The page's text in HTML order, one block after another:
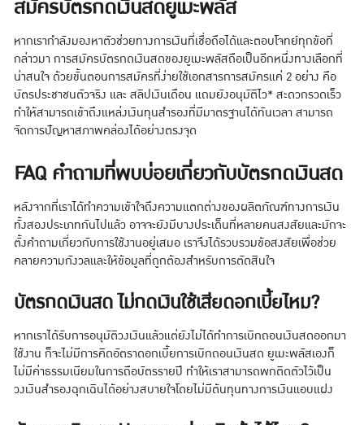
สมัครบัตรกดเงินสดยูเมะพลัส
หากเรากำลังมองหาตัวช่วยทางการเงินที่เชื่อถือได้และตอบโจทย์ทุกข้อที่
กล่าวมา การสมัครบัตรกดเงินสดของยูเมะพลัสถือเป็นอีกหนึ่งทางเลือกที่
น่าสนใจ ด้วยขั้นตอนการสมัครที่ง่ายใช้เอกสารการสมัครแค่ 2 อย่าง คือ
บัตรประชาชนตัวจริง และ สลิปเงินเดือน แถมยังอนุมัติไว* สะดวกรวดเร็ว
ทำให้สามารถเข้าถึงแหล่งเงินทุนสำรองที่มีมาตรฐานได้ทันเวลา สามารถ
จัดการปัญหาสภาพคล่องได้อย่างตรงจุด
FAQ คำถามที่พบบ่อยเกี่ยวกับบัตรกดเงินสด
หลังจากที่เราได้ทำความเข้าใจถึงความแตกต่างของผลิตภัณฑ์ทางการเงิน
ทั้งสองประเภทกันไปแล้ว อาจจะยังมีบางประเด็นที่หลายคนสงสัยและมักจะ
ตั้งคำถามเกี่ยวกับการใช้งานอยู่เสมอ เราจึงได้รวบรวมข้อสงสัยเพื่อช่วย
คลายความกังวลและให้ข้อมูลที่ถูกต้องสำหรับการตัดสินใจ
บัตรกดเงินสด ไม่กดเงินใช้เสียดอกเบี้ยไหม?
หากเราได้รับการอนุมัติวงเงินแล้วแต่ยังไม่ได้ทำการเบิกถอนเงินสดออกมา
ใช้งาน ก็จะไม่มีการคิดอัตราดอกเบี้ยการเบิกถอนเงินสด ยูเมะพลัสเองก็
ไม่มีค่าธรรมเนียมในการถือบัตรรายปี ทำให้เราสามารถพกติดตัวไว้เป็น
วงเงินสำรองฉุกเฉินได้อย่างสบายใจโดยไม่มีต้นทุนทางการเงินแอบแฝง